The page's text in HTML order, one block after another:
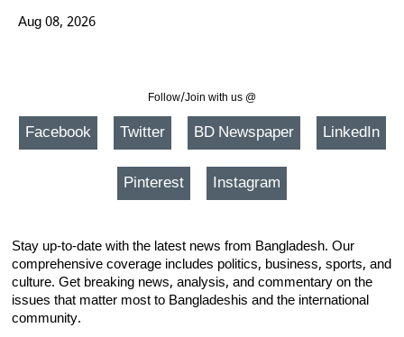
Aug 08, 2026
Follow/Join with us @
Facebook Twitter BD Newspaper LinkedIn
Pinterest Instagram
Stay up-to-date with the latest news from Bangladesh. Our
comprehensive coverage includes politics, business, sports, and
culture. Get breaking news, analysis, and commentary on the
issues that matter most to Bangladeshis and the international
community.